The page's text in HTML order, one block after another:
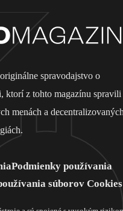
spravodajstvo o
ktorí z tohto magazínu spravili
menách a
Podmienky používania
súborov Cookies